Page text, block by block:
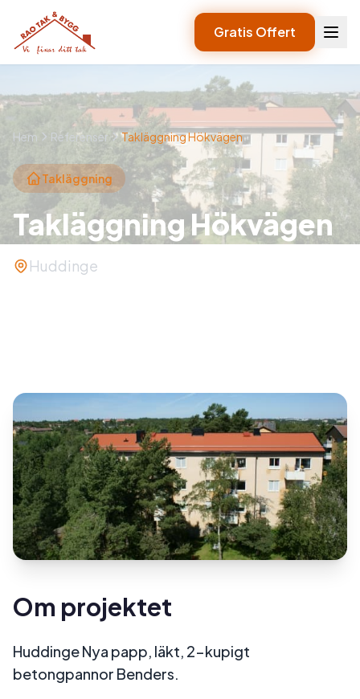
Gratis Offert
Hem Referenser Takläggning Hökvägen
Takläggning
Takläggning Hökvägen
Huddinge
Om projektet
Huddinge Nya papp, läkt, 2-kupigt
betongpannor Benders.